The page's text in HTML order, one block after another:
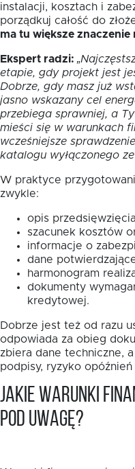
instalacji, kosztach i
porządkuj całość do
ma tu większe znaczenie
Ekspert radzi:
etapie, gdy projekt jest
Dobrze, gdy masz już
jasno wskazany cel
przebiega sprawniej, a
mieści się w warunkach
wcześniejsze
katalogu wyłączonego
W praktyce
zwykle:
opis
szacunek kosztów
informacje o
dane
harmonogram
dokumenty
kredytowej.
Dobrze jest też od razu
odpowiada za obieg
zbiera dane techniczne,
podpisy, ryzyko opóźnień
Jakie warunki
pod uwagę?